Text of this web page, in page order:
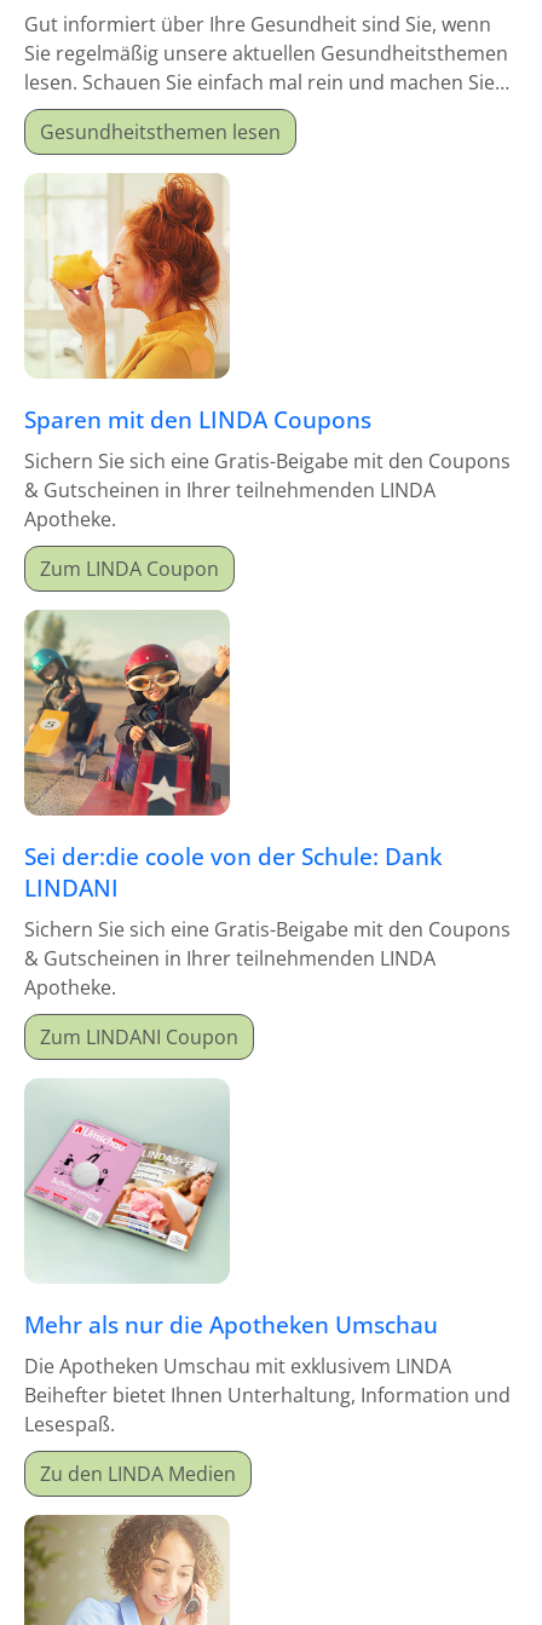
Gut informiert über Ihre Gesundheit sind Sie, wenn
Sie regelmäßig unsere aktuellen Gesundheitsthemen
lesen. Schauen Sie einfach mal rein und machen Sie
sich schlau!
Gesundheitsthemen lesen
Sparen mit den LINDA Coupons
Sichern Sie sich eine Gratis-Beigabe mit den Coupons
& Gutscheinen in Ihrer teilnehmenden LINDA
Apotheke.
Zum LINDA Coupon
Sei der:die coole von der Schule: Dank
LINDANI
Sichern Sie sich eine Gratis-Beigabe mit den Coupons
& Gutscheinen in Ihrer teilnehmenden LINDA
Apotheke.
Zum LINDANI Coupon
Mehr als nur die Apotheken Umschau
Die Apotheken Umschau mit exklusivem LINDA
Beihefter bietet Ihnen Unterhaltung, Information und
Lesespaß.
Zu den LINDA Medien